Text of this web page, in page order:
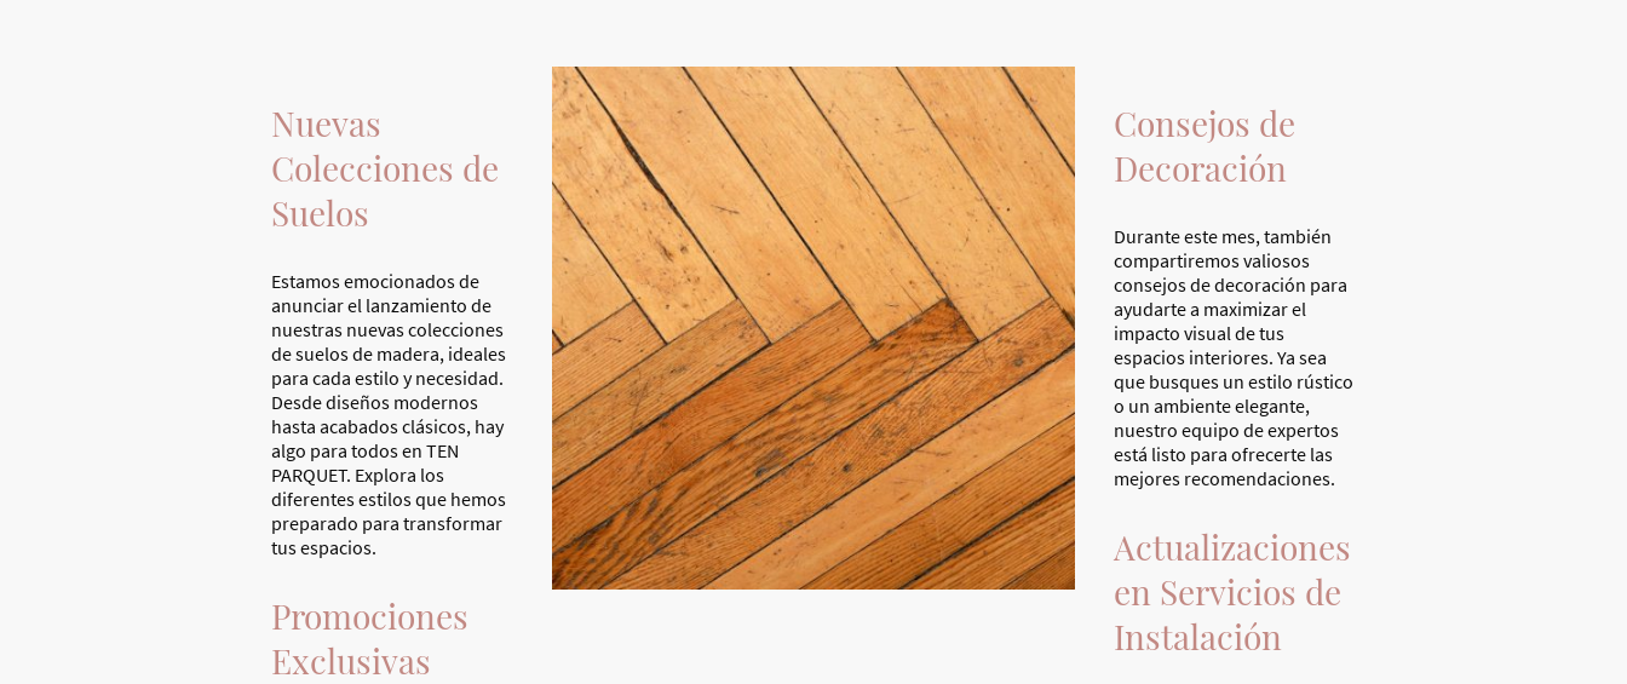
Nuevas
Colecciones de
Suelos
Estamos emocionados de
anunciar el lanzamiento de
nuestras nuevas colecciones
de suelos de madera, ideales
para cada estilo y necesidad.
Desde diseños modernos
hasta acabados clásicos, hay
algo para todos en TEN
PARQUET. Explora los
diferentes estilos que hemos
preparado para transformar
tus espacios.
Promociones
Exclusivas
Consejos de
Decoración
Durante este mes, también
compartiremos valiosos
consejos de decoración para
ayudarte a maximizar el
impacto visual de tus
espacios interiores. Ya sea
que busques un estilo rústico
o un ambiente elegante,
nuestro equipo de expertos
está listo para ofrecerte las
mejores recomendaciones.
Actualizaciones
en Servicios de
Instalación